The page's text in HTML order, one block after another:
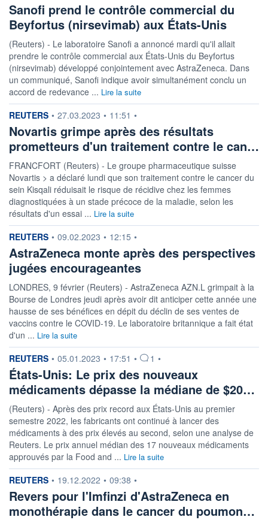
Sanofi prend le contrôle commercial du
Beyfortus (nirsevimab) aux États-Unis
(Reuters) - Le laboratoire Sanofi a annoncé mardi qu'il allait
prendre le contrôle commercial aux États-Unis du Beyfortus
(nirsevimab) développé conjointement avec AstraZeneca. Dans
un communiqué, Sanofi indique avoir simultanément conclu un
accord de redevance ... Lire la suite
information fournie par
REUTERS • 27.03.2023 • 11:51 •
Novartis grimpe après des résultats
prometteurs d'un traitement contre le can…
FRANCFORT (Reuters) - Le groupe pharmaceutique suisse
Novartis > a déclaré lundi que son traitement contre le cancer du
sein Kisqali réduisait le risque de récidive chez les femmes
diagnostiquées à un stade précoce de la maladie, selon les
résultats d'un essai ... Lire la suite
information fournie par
REUTERS • 09.02.2023 • 12:15 •
AstraZeneca monte après des perspectives
jugées encourageantes
LONDRES, 9 février (Reuters) - AstraZeneca AZN.L grimpait à la
Bourse de Londres jeudi après avoir dit anticiper cette année une
hausse de ses bénéfices en dépit du déclin de ses ventes de
vaccins contre le COVID-19. Le laboratoire britannique a fait état
d'un ... Lire la suite
information fournie par
REUTERS • 05.01.2023 • 17:51 • 1 •
États-Unis: Le prix des nouveaux
médicaments dépasse la médiane de $20…
(Reuters) - Après des prix record aux États-Unis au premier
semestre 2022, les fabricants ont continué à lancer des
médicaments à des prix élevés au second, selon une analyse de
Reuters. Le prix annuel médian des 17 nouveaux médicaments
approuvés par la Food and ... Lire la suite
information fournie par
REUTERS • 19.12.2022 • 09:38 •
Revers pour l'Imfinzi d'AstraZeneca en
monothérapie dans le cancer du poumon…